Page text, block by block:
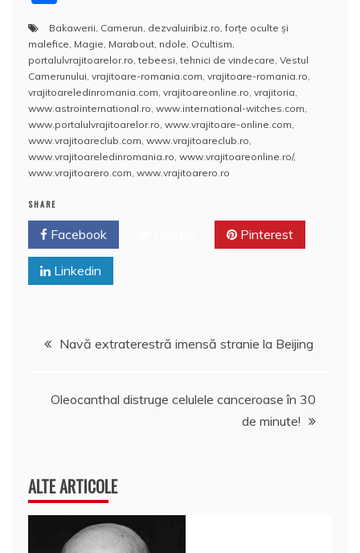
e
b
o
o
k
er e
st
bl
r
e
dI
n
p
a
c
e
di
t
s
A
p
p
a
rt
aj
e
a
z
ă
Bakawerii, Camerun, dezvaluiribiz.ro,forţe oculte şi
malefice, Magie, Marabout, ndole, Ocultism,
portalulvrajitoarelor.ro,tebeesi,tehnici de vindecare, Vestul
Camerunului, vrajitoare-romania.com, vrajitoare-romania.ro,
vrajitoareledinromania.com, vrajitoareonline.ro, vrajitoria,
www.astrointernational.ro, www.international-witches.com,
www.portalulvrajitoarelor.ro, www.vrajitoare-online.com,
www.vrajitoareclub.com, www.vrajitoareclub.ro,
www.vrajitoareledinromania.ro, www.vrajitoareonline.ro/,
www.vrajitoarero.com, www.vrajitoarero.ro
SHARE
Facebook Pinterest
Linkedin
Navigare
Navă extraterestră imensă stranie la Beijing
Oleocanthal distruge celulele canceroase în 30
de minute!
ALTE ARTICOLE